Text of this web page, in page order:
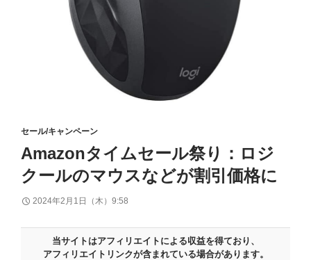
セール/キャンペーン
Amazonタイムセール祭り：ロジ
クールのマウスなどが割引価格に
2024年2月1日（木）9:58
当サイトはアフィリエイトによる収益を得ており、
アフィリエイトリンクが含まれている場合があります。